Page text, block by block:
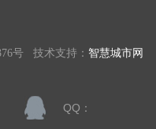
号 技术支持： 智慧城市网
QQ：